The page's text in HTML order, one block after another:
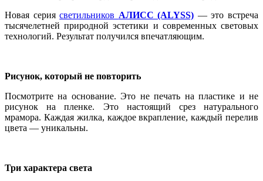
Новая сериясветильников АЛИСС (ALYSS) — это встреча
тысячелетней природной эстетики и современных световых
технологий. Результат получился впечатляющим.
Рисунок, который не повторить
Посмотрите на основание. Это не печать на пластике и не
рисунок на пленке. Это настоящий срез натурального
мрамора. Каждая жилка, каждое вкрапление, каждый перелив
цвета — уникальны.
Три характера света